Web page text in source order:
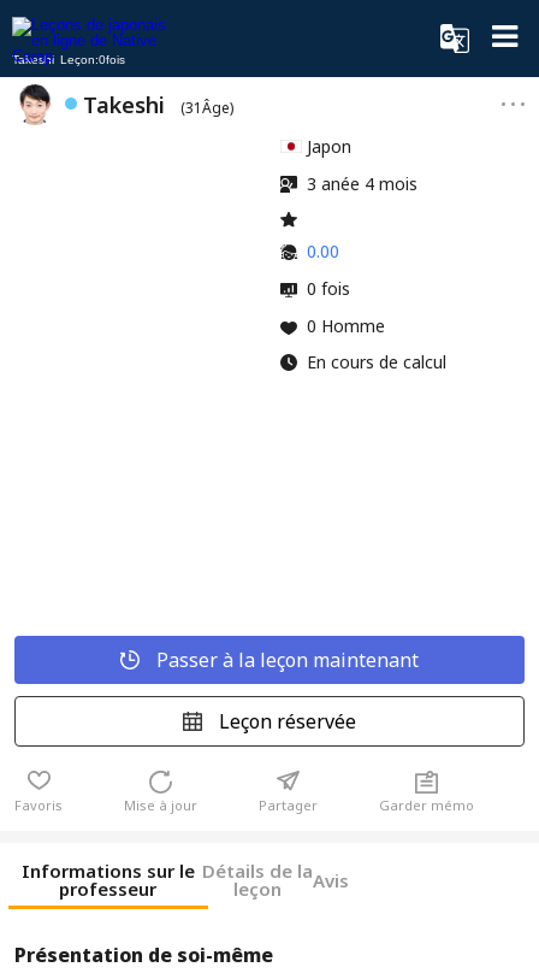
Takeshi Leçon:0fois
Takeshi (31Âge)
Japon
3 anée 4 mois
0.00
0 fois
0 Homme
En cours de calcul
Passer à la leçon maintenant
Leçon réservée
Favoris Mise à jour Partager Garder mémo
Informations sur le
professeur
Détails de la
leçon Avis
Présentation de soi-même